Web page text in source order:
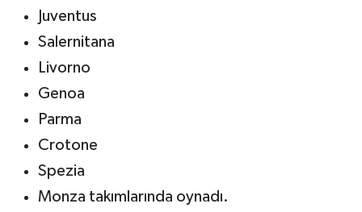
Juventus
Salernitana
Livorno
Genoa
Parma
Crotone
Spezia
Monza takımlarında oynadı.